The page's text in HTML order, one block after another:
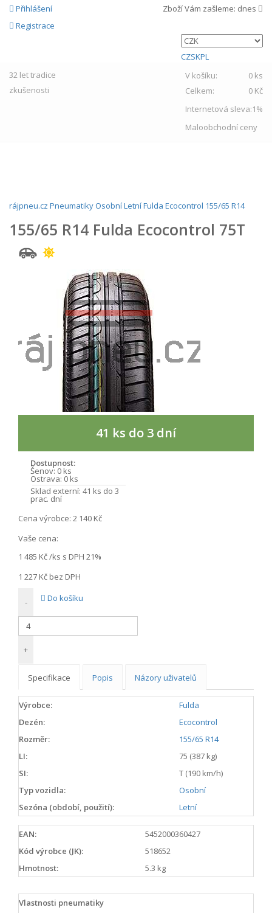
Přihlášení
Registrace
Zboží Vám zašleme: dnes
CZSKPL
32 lettradice
zkušenosti
V košíku:
0 ks
Celkem:
0 Kč
Internetová sleva:1%
Maloobchodní ceny
rájpneu.cz PneumatikyOsobníLetníFulda Ecocontrol 155/65 R14
155/65 R14 Fulda Ecocontrol 75T
41 ks do 3 dní
Dostupnost:
Šenov: 0 ks
Ostrava: 0 ks
Sklad externí: 41 ks do 3
prac. dní
Cena výrobce: 2 140 Kč
Vaše cena:
1 485 Kč/ks s DPH 21%
1 227 Kč bez DPH
-
+
Do košíku
Specifikace Popis Názory uživatelů
Výrobce:
Fulda
Dezén:
Ecocontrol
Rozměr:
155/65 R14
LI:
75 (387 kg)
SI:
T (190 km/h)
Typ vozidla:
Osobní
Sezóna (období, použití):
Letní
EAN:
5452000360427
Kód výrobce (JK):
518652
Hmotnost:
5.3 kg
Vlastnosti pneumatiky